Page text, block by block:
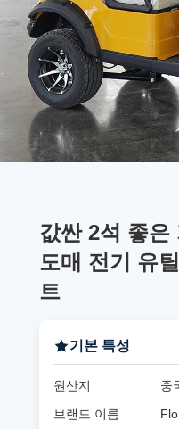
값싼 2석 좋은
도매 전기 유
트
기본 특성
원산지
중
브랜드 이름